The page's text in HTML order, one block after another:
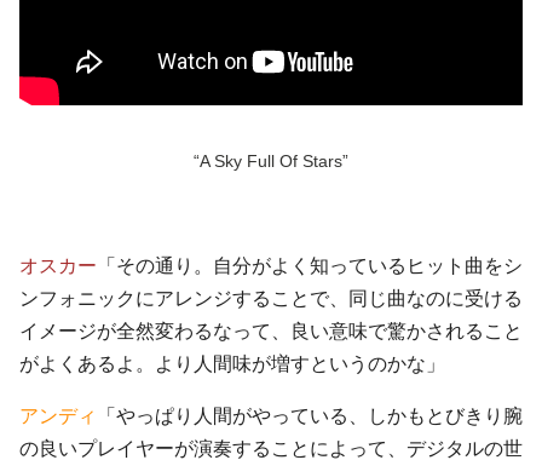
“A Sky Full Of Stars”
オスカー 「その通り。自分がよく知っているヒット曲をシ
ンフォニックにアレンジすることで、同じ曲なのに受ける
イメージが全然変わるなって、良い意味で驚かされること
がよくあるよ。より人間味が増すというのかな」
アンディ
「やっぱり人間がやっている、しかもとびきり腕
の良いプレイヤーが演奏することによって、デジタルの世